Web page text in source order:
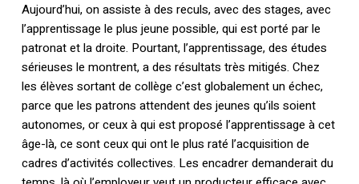
Aujourd’hui, on assiste à des reculs, avec des stages, avec
l’apprentissage le plus jeune possible, qui est porté par le
patronat et la droite. Pourtant, l’apprentissage, des études
sérieuses le montrent, a des résultats très mitigés. Chez
les élèves sortant de collège c’est globalement un échec,
parce que les patrons attendent des jeunes qu’ils soient
autonomes, or ceux à qui est proposé l’apprentissage à cet
âge-là, ce sont ceux qui ont le plus raté l’acquisition de
cadres d’activités collectives. Les encadrer demanderait du